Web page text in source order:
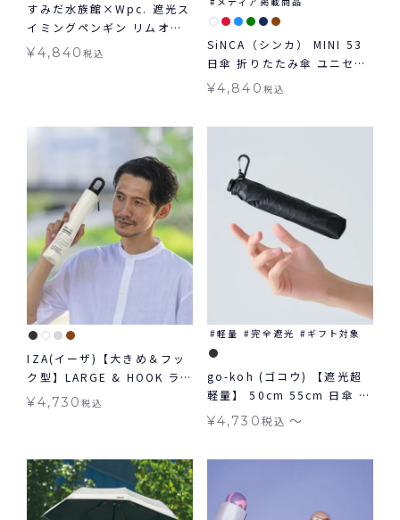
すみだ水族館×Wpc. 遮光ス
イミングペンギン リムオー
ガンジー ミニ 日傘 折りたた
¥4,840税込
SiNCA（シンカ） MINI 53
日傘 折りたたみ傘 ユニセッ
クス 晴雨兼用 送料無料 ギフ
¥4,840 税込
IZA(イーザ)【大きめ＆フッ
ク型】LARGE & HOOK ラ
ージ＆フック 日傘 折りたた
¥4,730税込
軽量 完全遮光 ギフト対象
go-koh (ゴコウ) 【遮光超
軽量】 50cm 55cm 日傘 折
りたたみ 晴雨兼用 ギフト対
¥4,730税込 〜